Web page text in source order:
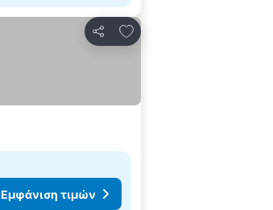
Κοινοποίηση
Προσθήκη στα αγαπημένα
Εμφάνιση τιμών